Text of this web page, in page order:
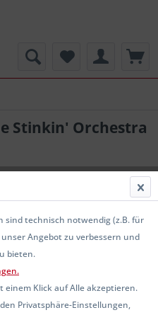
Stinkin' Orchestra
sind technisch notwendig (z.B. für
Angebot zu verbessern und
bieten.
einem Klick auf Alle akzeptieren.
Privatsphäre-Einstellungen,